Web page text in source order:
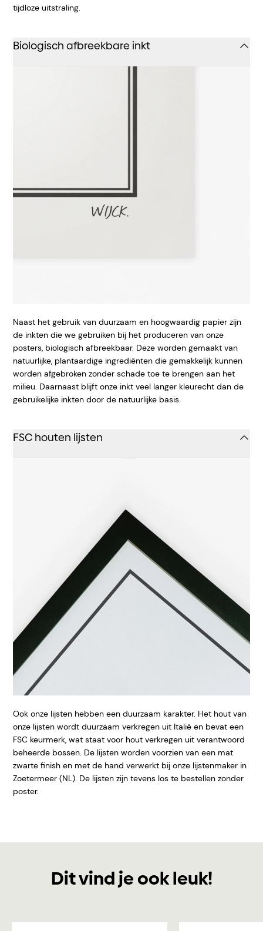
tijdloze uitstraling.
Biologisch afbreekbare inkt
Naast het gebruik van duurzaam en hoogwaardig papier zijn
de inkten die we gebruiken bij het produceren van onze
posters, biologisch afbreekbaar. Deze worden gemaakt van
natuurlijke, plantaardige ingrediënten die gemakkelijk kunnen
worden afgebroken zonder schade toe te brengen aan het
milieu. Daarnaast blijft onze inkt veel langer kleurecht dan de
gebruikelijke inkten door de natuurlijke basis.
FSC houten lijsten
Ook onze lijsten hebben een duurzaam karakter. Het hout van
onze lijsten wordt duurzaam verkregen uit Italië en bevat een
FSC keurmerk, wat staat voor hout verkregen uit verantwoord
beheerde bossen. De lijsten worden voorzien van een mat
zwarte finish en met de hand verwerkt bij onze lijstenmaker in
Zoetermeer (NL). De lijsten zijn tevens los te bestellen zonder
poster.
Dit vind je ook leuk!